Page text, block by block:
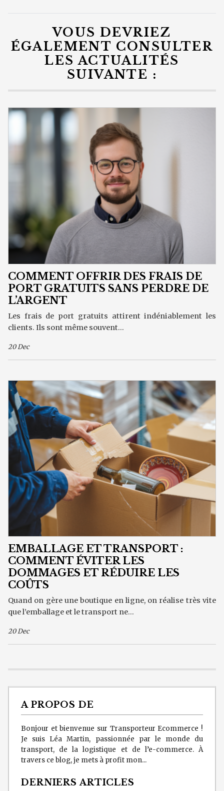
VOUS DEVRIEZ
ÉGALEMENT CONSULTER
LES ACTUALITÉS
SUIVANTE :
COMMENT OFFRIR DES FRAIS DE
PORT GRATUITS SANS PERDRE DE
L’ARGENT
Les frais de port gratuits attirent indéniablement les
clients. Ils sont même souvent...
20 Dec
EMBALLAGE ET TRANSPORT :
COMMENT ÉVITER LES
DOMMAGES ET RÉDUIRE LES
COÛTS
Quand on gère une boutique en ligne, on réalise très vite
que l’emballage et le transport ne...
20 Dec
A PROPOS DE
Bonjour et bienvenue sur Transporteur Ecommerce !
Je suis Léa Martin, passionnée par le monde du
transport, de la logistique et de l’e-commerce. À
travers ce blog, je mets à profit mon...
DERNIERS ARTICLES